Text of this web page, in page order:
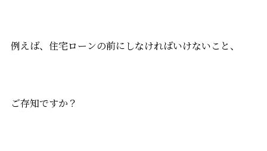
例えば、住宅ローンの前にしなければいけないこと、
ご存知ですか？